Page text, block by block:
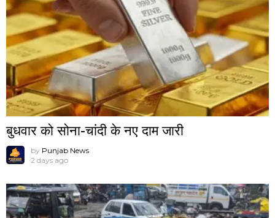
बुधवार को सोना-चांदी के नए दाम जारी
by Punjab News
2 days ago